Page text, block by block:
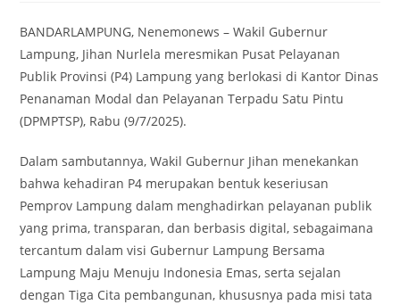
BANDARLAMPUNG, Nenemonews – Wakil Gubernur
Lampung, Jihan Nurlela meresmikan Pusat Pelayanan
Publik Provinsi (P4) Lampung yang berlokasi di Kantor Dinas
Penanaman Modal dan Pelayanan Terpadu Satu Pintu
(DPMPTSP), Rabu (9/7/2025).
Dalam sambutannya, Wakil Gubernur Jihan menekankan
bahwa kehadiran P4 merupakan bentuk keseriusan
Pemprov Lampung dalam menghadirkan pelayanan publik
yang prima, transparan, dan berbasis digital, sebagaimana
tercantum dalam visi Gubernur Lampung Bersama
Lampung Maju Menuju Indonesia Emas, serta sejalan
dengan Tiga Cita pembangunan, khususnya pada misi tata